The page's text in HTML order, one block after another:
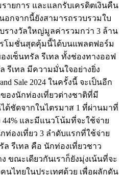
ายการ และแลกรับเครดิตเงินคืน
กจากนี้ยังสามารถรวบรวมใบ
รางวัลใหญ่มูลค่ารวมกว่า 3 ล้าน
โมชั่นสุดคุ้มนี้ได้บนแพลตฟอร์ม
เซ็นทรัล รีเทล ทั้งช่องทางออฟ
รีเทล มีความมั่นใจอย่างยิ่ง
Sale 2024 ในครั้งนี้ จะเป็นอีก
งนักท่องเที่ยวต่างชาติที่มี
ด้ชัดจากในไตรมาส 1 ที่ผ่านมาที่
และมีแนวโน้มที่จะใช้จ่าย
ท่องเที่ยว 3 ลำดับแรกที่ใช้จ่าย
รีเทล คือ นักท่องเที่ยวชาว
ขณะเดียวกันเราก็ยังมุ่งเน้นที่จะ
นไทยในประเทศด้วย เพื่อผลักดัน